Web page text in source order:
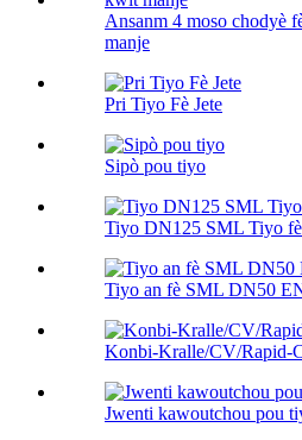
Ansanm 4 moso chodyè
manje
Pri Tiyo Fè Jete
Sipò pou tiyo
Tiyo DN125 SML Tiyo
Tiyo an fè SML DN50
Konbi-Kralle/CV/Rapid-
Jwenti kawoutchou pou